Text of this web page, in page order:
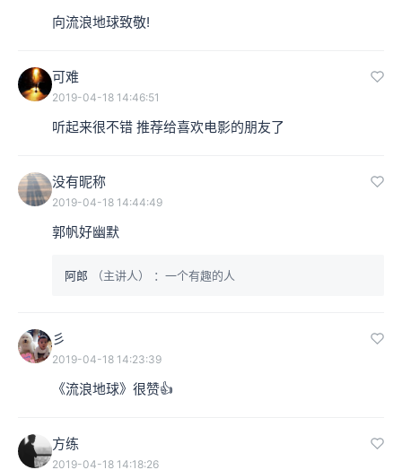
向流浪地球致敬!
可难
2019-04-18 14:46:51
听起来很不错 推荐给喜欢电影的朋友了
没有昵称
2019-04-18 14:44:49
郭帆好幽默
阿郎 （主讲人） ：一个有趣的人
彡
2019-04-18 14:23:39
《流浪地球》很赞👍
方练
2019-04-18 14:18:26